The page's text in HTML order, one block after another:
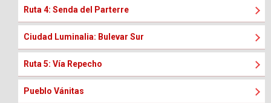
Ruta 4: Senda del Parterre
Ciudad Luminalia: Bulevar Sur
Ruta 5: Vía Repecho
Pueblo Vánitas